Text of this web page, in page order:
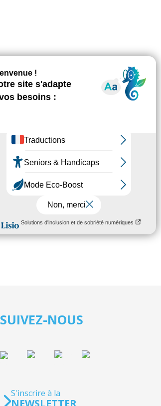
SUIVEZ-NOUS
S'inscrire à la
NEWSLETTER